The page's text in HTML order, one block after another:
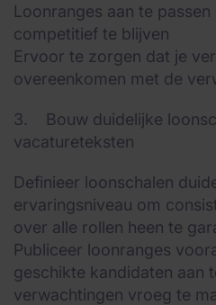
Loonranges aan te
competitief te blijven
Ervoor te zorgen dat je
overeenkomen met de
3. Bouw duidelijke
vacatureteksten
Definieer loonschalen
ervaringsniveau om
over alle rollen heen te
Publiceer loonranges
geschikte kandidaten aan
verwachtingen vroeg te